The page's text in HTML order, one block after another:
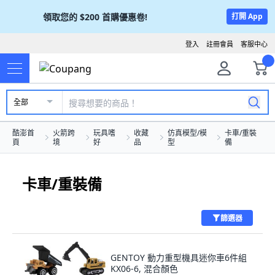
領取您的 $200 首購優惠卷! 打開 App
客服中心
註冊會員
登入
全部
酷澎首
頁
火箭跨
境
玩具嗜
好
收藏
品
仿真模型/模
型
卡車/重裝
備
卡車/重裝備
篩選器
GENTOY 動力重型機具迷你車6件組
KX06-6, 混合顏色